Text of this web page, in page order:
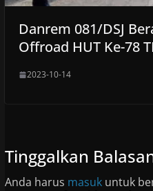
Danrem 081/DSJ
Offroad HUT Ke-78
2023-10-14
Tinggalkan
Anda harus masukuntuk